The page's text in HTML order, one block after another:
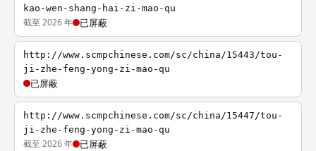
kao-wen-shang-hai-zi-mao-qu
截至 2026 年 已屏蔽
http://www.scmpchinese.com/sc/china/15443/tou-
ji-zhe-feng-yong-zi-mao-qu
已屏蔽
http://www.scmpchinese.com/sc/china/15447/tou-
ji-zhe-feng-yong-zi-mao-qu
截至 2026 年 已屏蔽